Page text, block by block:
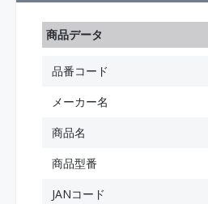
商品データ
品番コード
メーカー名
商品名
商品型番
JANコード